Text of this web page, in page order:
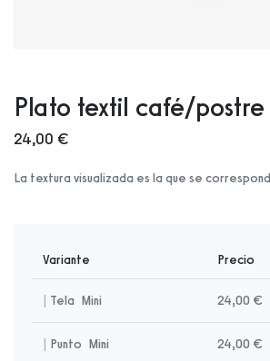
Plato textil café/postre
24,00 €
La textura visualizada es la que se
Variante Precio
Tela Mini 24,00 €
Punto Mini 24,00 €